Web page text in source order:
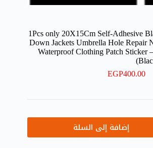
1Pcs only 20X15Cm Self-Adhesive
Down Jackets Umbrella Hole Repair
Waterproof Clothing Patch Sticker
EGP400.00
إضافة إلى السلة